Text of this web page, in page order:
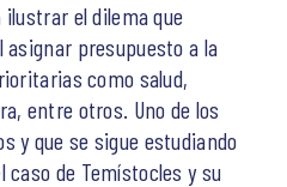
ilustrar el dilema que
presupuesto a la
como salud,
entre otros. Uno de los
y que se sigue estudiando
caso de Temístocles y su